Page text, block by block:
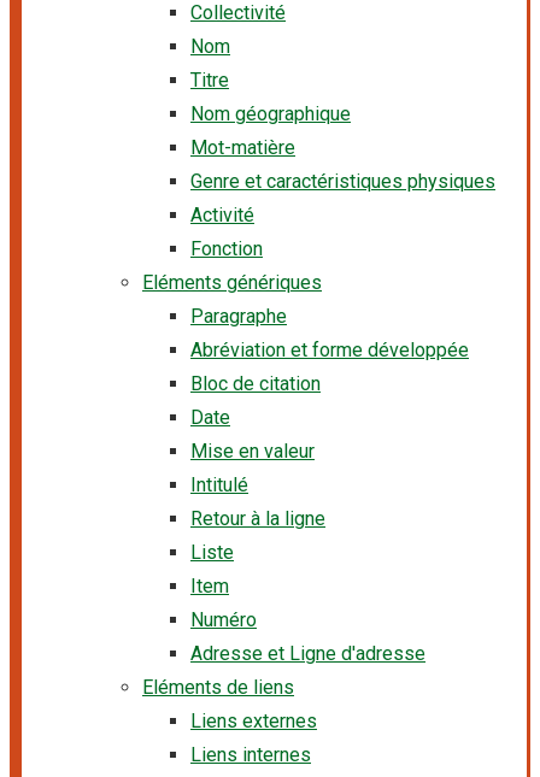
Collectivité
Nom
Titre
Nom géographique
Mot-matière
Genre et caractéristiques physiques
Activité
Fonction
Eléments génériques
Paragraphe
Abréviation et forme développée
Bloc de citation
Date
Mise en valeur
Intitulé
Retour à la ligne
Liste
Item
Numéro
Adresse et Ligne d'adresse
Eléments de liens
Liens externes
Liens internes